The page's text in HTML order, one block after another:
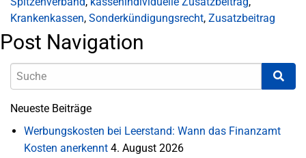
Krankenkassen, Sonderkündigungsrecht, Zusatzbeitrag
Post Navigation
Neueste Beiträge
Werbungskosten bei Leerstand: Wann das Finanzamt
Kosten anerkennt 4. August 2026